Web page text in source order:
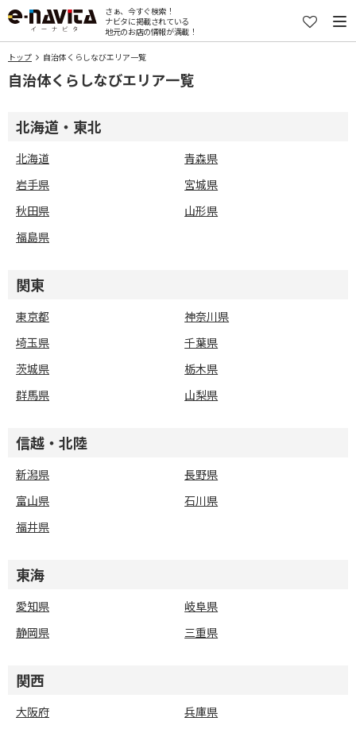
さぁ、今すぐ検索！
ナビタに掲載されている
地元のお店の情報が満載！
トップ 自治体くらしなびエリア一覧
自治体くらしなびエリア一覧
北海道・東北
北海道
青森県
岩手県
宮城県
秋田県
山形県
福島県
関東
東京都
神奈川県
埼玉県
千葉県
茨城県
栃木県
群馬県
山梨県
信越・北陸
新潟県
長野県
富山県
石川県
福井県
東海
愛知県
岐阜県
静岡県
三重県
関西
大阪府
兵庫県